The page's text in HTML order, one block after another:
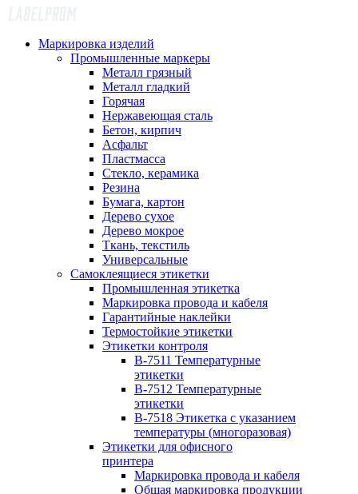
Маркировка изделий
Промышленные маркеры
Металл грязный
Металл гладкий
Горячая
Нержавеющая сталь
Бетон, кирпич
Асфальт
Пластмасса
Стекло, керамика
Резина
Бумага, картон
Дерево сухое
Дерево мокрое
Ткань, текстиль
Универсальные
Самоклеящиеся этикетки
Промышленная этикетка
Маркировка провода и кабеля
Гарантийные наклейки
Термостойкие этикетки
Этикетки контроля
B-7511 Температурные
этикетки
B-7512 Температурные
этикетки
B-7518 Этикетка с указанием
температуры (многоразовая)
Этикетки для офисного
принтера
Маркировка провода и кабеля
Общая маркировка продукции